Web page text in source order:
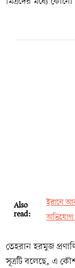
Also
read:
ইরানে
অভিযোগ
তেহরান হরমুজ
সূত্রটি বলেছে, এ